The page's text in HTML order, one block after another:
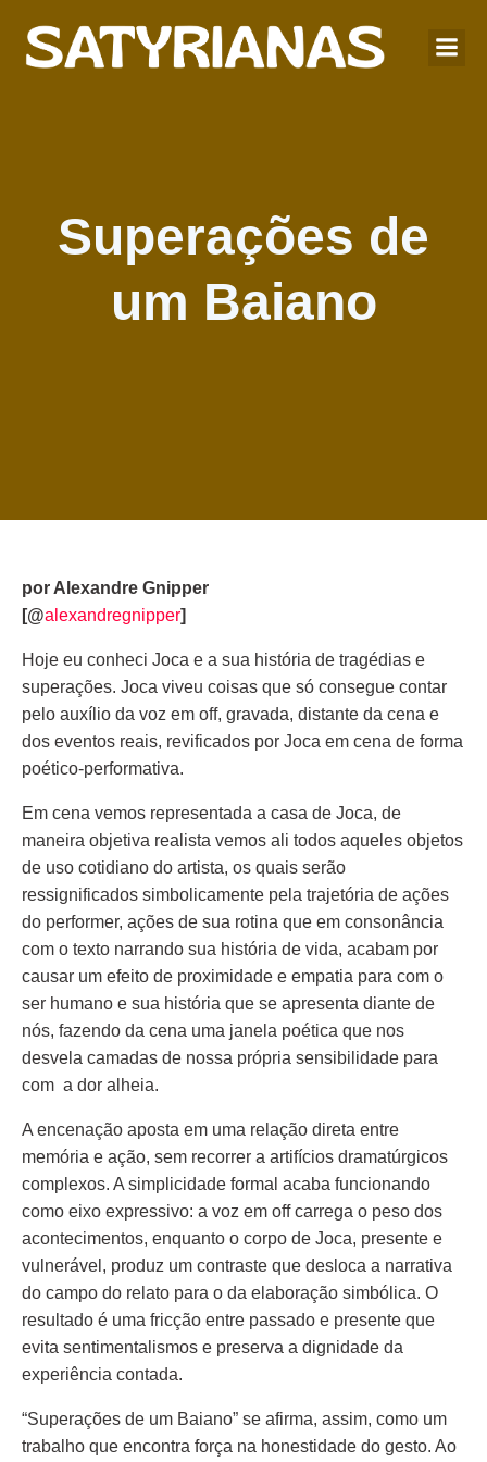
Superações de
um Baiano
por Alexandre Gnipper
[@alexandregnipper]
Hoje eu conheci Joca e a sua história de tragédias e
superações. Joca viveu coisas que só consegue contar
pelo auxílio da voz em off, gravada, distante da cena e
dos eventos reais, revificados por Joca em cena de forma
poético-performativa.
Em cena vemos representada a casa de Joca, de
maneira objetiva realista vemos ali todos aqueles objetos
de uso cotidiano do artista, os quais serão
ressignificados simbolicamente pela trajetória de ações
do performer, ações de sua rotina que em consonância
com o texto narrando sua história de vida, acabam por
causar um efeito de proximidade e empatia para com o
ser humano e sua história que se apresenta diante de
nós, fazendo da cena uma janela poética que nos
desvela camadas de nossa própria sensibilidade para
com a dor alheia.
A encenação aposta em uma relação direta entre
memória e ação, sem recorrer a artifícios dramatúrgicos
complexos. A simplicidade formal acaba funcionando
como eixo expressivo: a voz em off carrega o peso dos
acontecimentos, enquanto o corpo de Joca, presente e
vulnerável, produz um contraste que desloca a narrativa
do campo do relato para o da elaboração simbólica. O
resultado é uma fricção entre passado e presente que
evita sentimentalismos e preserva a dignidade da
experiência contada.
“Superações de um Baiano” se afirma, assim, como um
trabalho que encontra força na honestidade do gesto. Ao